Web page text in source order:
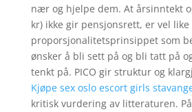
nær og hjelpe dem. At årsinntekt
kr) ikke gir pensjonsrett, er vel
proporsjonalitetsprinsippet som
ønsker å bli sett på og bli tatt på
tenkt på. PICO gir struktur og
Kjøpe sex oslo escort girls
kritisk vurdering av litteraturen.